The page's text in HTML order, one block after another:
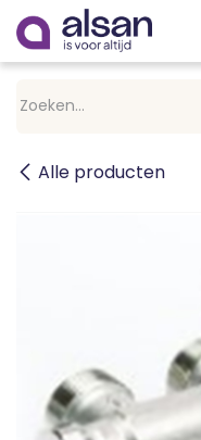
Overslaan naar inhoud
Alle producten